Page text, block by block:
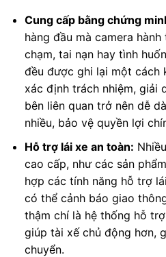
Cung cấp bằng chứng
hàng đầu mà camera
chạm, tai nạn hay tình
đều được ghi lại một cách
xác định trách nhiệm, giải
bên liên quan trở nên dễ
nhiều, bảo vệ quyền lợi
Hỗ trợ lái xe an toàn:
cao cấp, như các sản
hợp các tính năng hỗ trợ
có thể cảnh báo giao
thậm chí là hệ thống hỗ
giúp tài xế chủ động hơn,
chuyển.